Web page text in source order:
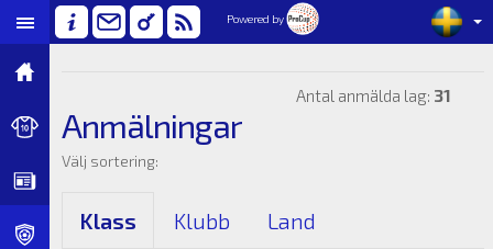
Powered by
Anmälningar
Antal anmälda lag: 31
Välj sortering:
Klass Klubb Land